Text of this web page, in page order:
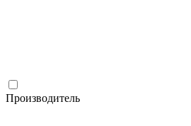
Производитель